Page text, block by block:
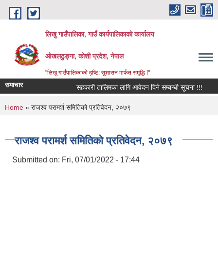
Skip to main content
लिखु गाउँपालिका, गाउँ कार्यपालिकाको कार्यालय
ओखलढुङ्गा, कोशी प्रदेश, नेपाल
"लिखु गाउँपालिकाको दृष्टि: सुशासन मार्फत समृद्धि !"
समाचार सहकारी तालिमका लागि आवेदन दिने सम्बन्धी सूचना !!!
You are here
Home » राजश्व परामर्श समितिको प्रतिवेदन, २०७९
राजश्व परामर्श समितिको प्रतिवेदन, २०७९
Submitted on: Fri, 07/01/2022 - 17:44